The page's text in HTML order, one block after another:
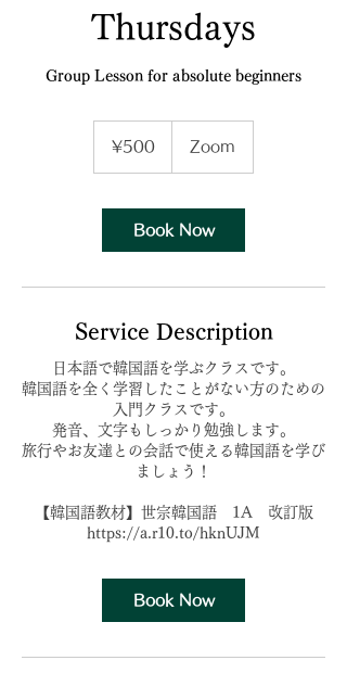
Thursdays
Group Lesson for absolute beginners
Japanese
¥500 Zoom
Book Now
Service Description
日本語で韓国語を学ぶクラスです。
韓国語を全く学習したことがない方のための
入門クラスです。
発音、文字もしっかり勉強します。
旅行やお友達との会話で使える韓国語を学び
ましょう！
【韓国語教材】世宗韓国語 1A 改訂版
https://a.r10.to/hknUJM
Book Now